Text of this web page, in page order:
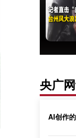
央广
AI创作